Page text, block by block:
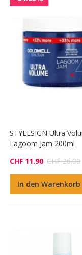
STYLESIGN Ultra
Lagoom Jam 200ml
CHF 11.90 CHF 26.00
In den Warenkorb